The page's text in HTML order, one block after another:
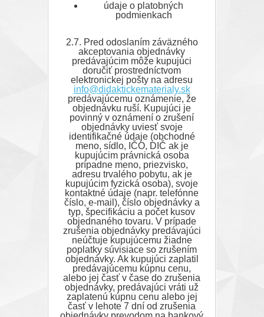
údaje o platobných
podmienkach
2.7. Pred odoslaním záväzného
akceptovania objednávky
predávajúcim môže kupujúci
doručiť prostredníctvom
elektronickej pošty na adresu
info@didaktickematerialy.sk
predávajúcemu oznámenie, že
objednávku ruší. Kupujúci je
povinný v oznámení o zrušení
objednávky uviesť svoje
identifikačné údaje (obchodné
meno, sídlo, IČO, DIČ ak je
kupujúcim právnická osoba
prípadne meno, priezvisko,
adresu trvalého pobytu, ak je
kupujúcim fyzická osoba), svoje
kontaktné údaje (napr. telefónne
číslo, e-mail), číslo objednávky a
typ, špecifikáciu a počet kusov
objednaného tovaru. V prípade
zrušenia objednávky predávajúci
neúčtuje kupujúcemu žiadne
poplatky súvisiace so zrušením
objednávky. Ak kupujúci zaplatil
predávajúcemu kúpnu cenu,
alebo jej časť v čase do zrušenia
objednávky, predávajúci vráti už
zaplatenú kúpnu cenu alebo jej
časť v lehote 7 dní od zrušenia